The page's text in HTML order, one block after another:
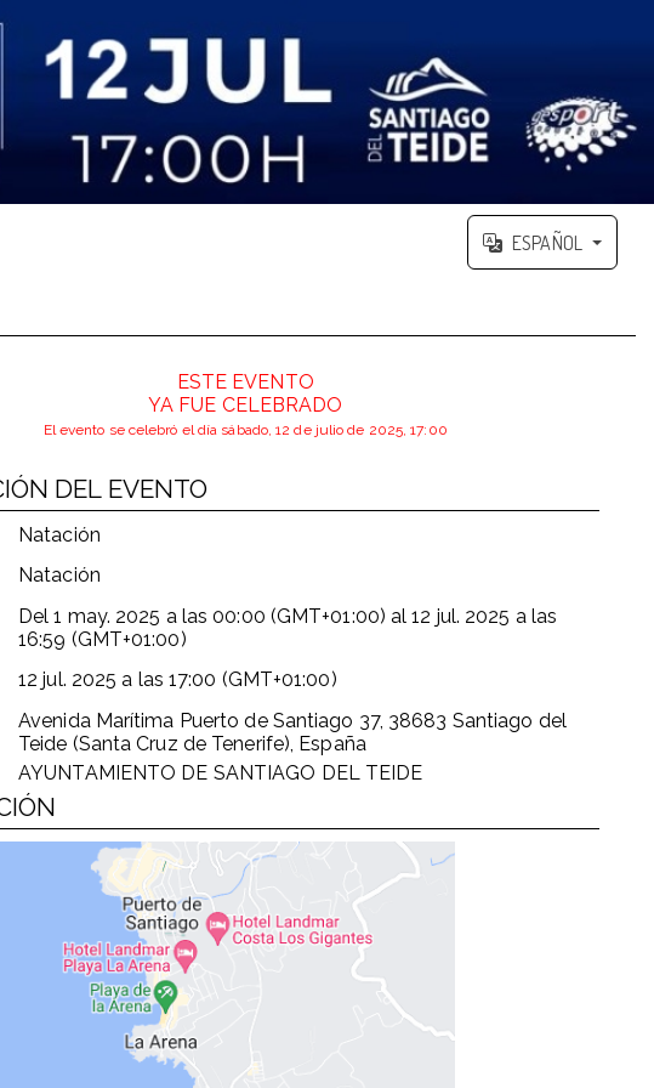
ESPAÑOL
ESTE EVENTO
YA FUE CELEBRADO
El evento se celebró el día sábado, 12 de julio de 2025, 17:00
DEL EVENTO
Natación
Natación
Del1 may. 2025 a las00:00 (GMT+01:00) al12 jul. 2025 a las
16:59 (GMT+01:00)
12 jul. 2025 a las 17:00 (GMT+01:00)
Avenida Marítima Puerto de Santiago 37, 38683 Santiago del
Teide (Santa Cruz de Tenerife), España
AYUNTAMIENTO DE SANTIAGO DEL TEIDE